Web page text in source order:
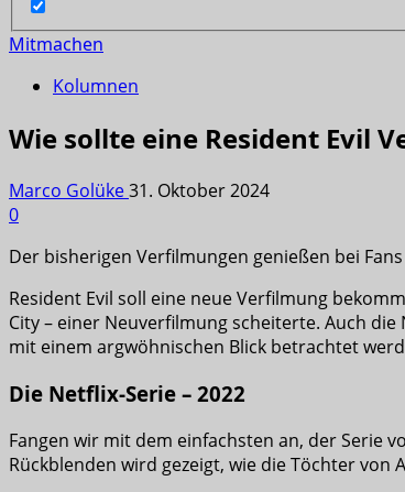
Mitmachen
Kolumnen
Wie sollte eine Resident Evil
Marco Golüke31. Oktober 2024
0
Der bisherigen Verfilmungen genießen bei
Resident Evil soll eine neue Verfilmung
City – einer Neuverfilmung scheiterte. Auch
mit einem argwöhnischen Blick betrachtet
Die Netflix-Serie – 2022
Fangen wir mit dem einfachsten an, der Serie
Rückblenden wird gezeigt, wie die Töchter